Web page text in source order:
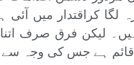
کراقتدار میں آئی
لیکن فرق صرف
قائم ہے جس کی وجہ